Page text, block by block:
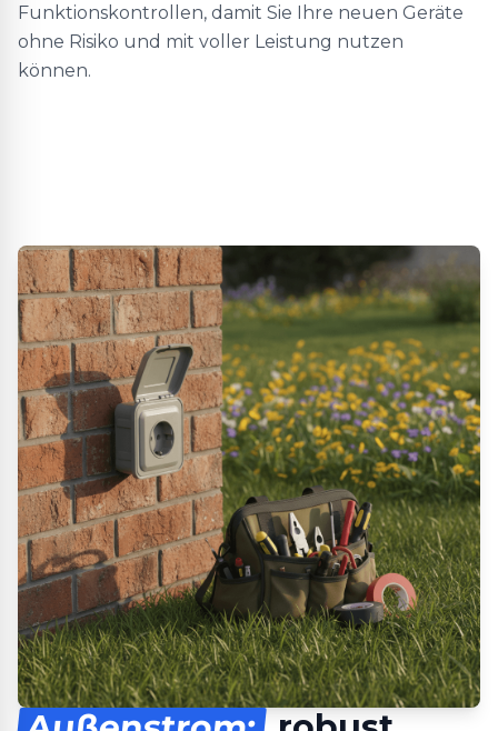
Funktionskontrollen, damit Sie Ihre neuen Geräte
ohne Risiko und mit voller Leistung nutzen
können.